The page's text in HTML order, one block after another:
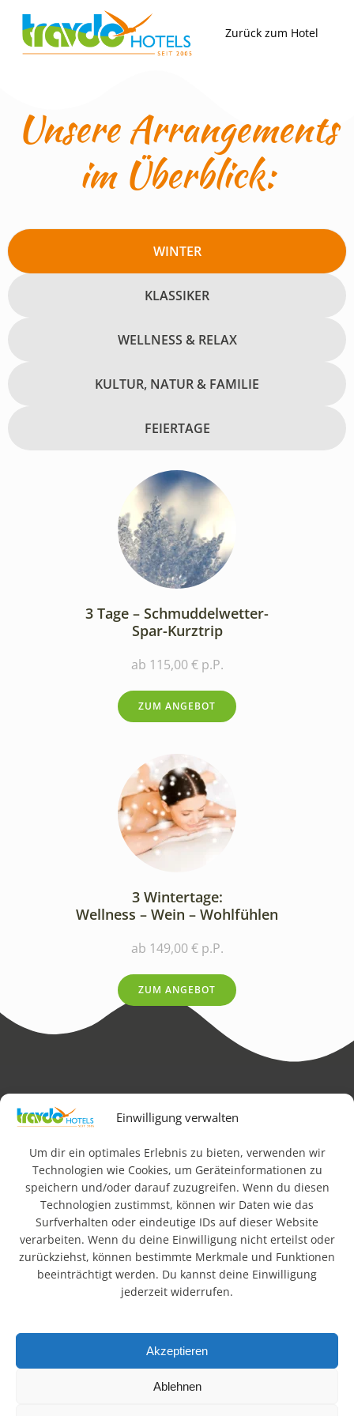
Einwilligung verwalten
Um dir ein optimales Erlebnis zu bieten, verwenden wir
Technologien wie Cookies, um Geräteinformationen zu
speichern und/oder darauf zuzugreifen. Wenn du diesen
Technologien zustimmst, können wir Daten wie das
Surfverhalten oder eindeutige IDs auf dieser Website
verarbeiten. Wenn du deine Einwilligung nicht erteilst oder
zurückziehst, können bestimmte Merkmale und Funktionen
beeinträchtigt werden. Du kannst deine Einwilligung
jederzeit widerrufen.
Akzeptieren
Ablehnen
springen
Zurück zum Hotel
Unsere Arrangements
im Überblick:
WINTER
KLASSIKER
WELLNESS & RELAX
KULTUR, NATUR & FAMILIE
FEIERTAGE
3 Tage – Schmuddelwetter-
Spar-Kurztrip
ab 115,00 € p.P.
ZUM ANGEBOT
3 Wintertage:
Wellness – Wein – Wohlfühlen
ab 149,00 € p.P.
ZUM ANGEBOT
Impressum AGB Datenschutz & Rechtliches
FAQ Newsletteranmeldung Barrierefreiheit
© 2026 Travdo Hotels & Resorts. Alle Rechte vorbehalten.
Wo sind die besten
Hotels in Deutschland?
einen hohen Stellenwert. Die schönsten Regionen
ideale Voraussetzungen. Unsere ländlich gelegenen Hotels